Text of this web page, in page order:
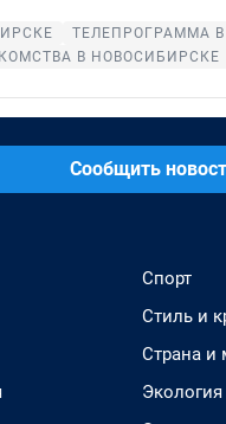
ТЕЛЕПРОГРАММА
В НОВОСИБИРСКЕ
Сообщить
Спорт
Стиль и
Страна и
Экология